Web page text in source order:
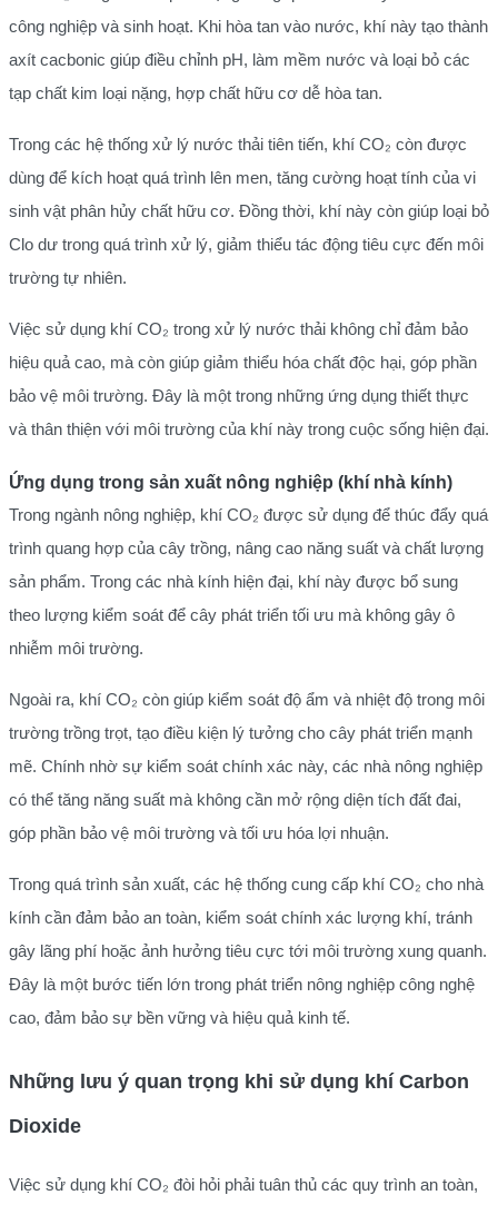
công nghiệp và sinh hoạt. Khi hòa tan vào nước, khí này tạo thành
axít cacbonic giúp điều chỉnh pH, làm mềm nước và loại bỏ các
tạp chất kim loại nặng, hợp chất hữu cơ dễ hòa tan.
Trong các hệ thống xử lý nước thải tiên tiến, khí CO₂ còn được
dùng để kích hoạt quá trình lên men, tăng cường hoạt tính của vi
sinh vật phân hủy chất hữu cơ. Đồng thời, khí này còn giúp loại bỏ
Clo dư trong quá trình xử lý, giảm thiểu tác động tiêu cực đến môi
trường tự nhiên.
Việc sử dụng khí CO₂ trong xử lý nước thải không chỉ đảm bảo
hiệu quả cao, mà còn giúp giảm thiểu hóa chất độc hại, góp phần
bảo vệ môi trường. Đây là một trong những ứng dụng thiết thực
và thân thiện với môi trường của khí này trong cuộc sống hiện đại.
Ứng dụng trong sản xuất nông nghiệp (khí nhà kính)
Trong ngành nông nghiệp, khí CO₂ được sử dụng để thúc đẩy quá
trình quang hợp của cây trồng, nâng cao năng suất và chất lượng
sản phẩm. Trong các nhà kính hiện đại, khí này được bổ sung
theo lượng kiểm soát để cây phát triển tối ưu mà không gây ô
nhiễm môi trường.
Ngoài ra, khí CO₂ còn giúp kiểm soát độ ẩm và nhiệt độ trong môi
trường trồng trọt, tạo điều kiện lý tưởng cho cây phát triển mạnh
mẽ. Chính nhờ sự kiểm soát chính xác này, các nhà nông nghiệp
có thể tăng năng suất mà không cần mở rộng diện tích đất đai,
góp phần bảo vệ môi trường và tối ưu hóa lợi nhuận.
Trong quá trình sản xuất, các hệ thống cung cấp khí CO₂ cho nhà
kính cần đảm bảo an toàn, kiểm soát chính xác lượng khí, tránh
gây lãng phí hoặc ảnh hưởng tiêu cực tới môi trường xung quanh.
Đây là một bước tiến lớn trong phát triển nông nghiệp công nghệ
cao, đảm bảo sự bền vững và hiệu quả kinh tế.
Những lưu ý quan trọng khi sử dụng khí Carbon
Dioxide
Việc sử dụng khí CO₂ đòi hỏi phải tuân thủ các quy trình an toàn,